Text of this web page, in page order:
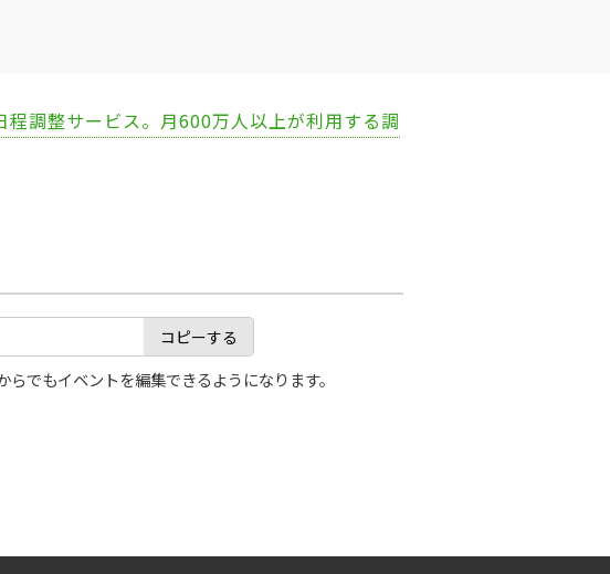
調整サービス。月600万人以上が利用する調
コピーする
でもイベントを編集できるようになります。